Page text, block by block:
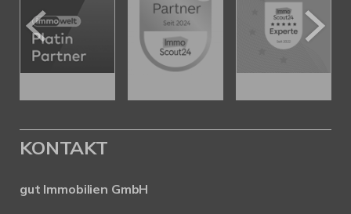
KONTAKT
gut Immobilien GmbH